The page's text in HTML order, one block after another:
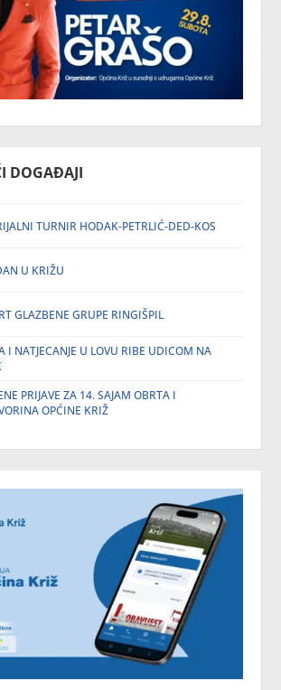
DOGAĐAJI
TURNIR HODAK-PETRLIĆ-DED-KOS
U KRIŽU
GLAZBENE GRUPE RINGIŠPIL
I NATJECANJE U LOVU RIBE UDICOM NA
PRIJAVE ZA 14. SAJAM OBRTA I
OPĆINE KRIŽ